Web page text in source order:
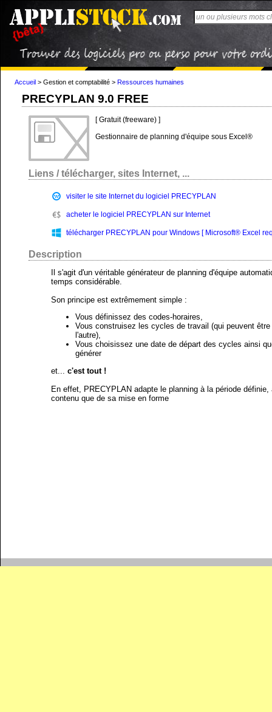
Accueil > Gestion et comptabilité > Ressources humaines
PRECYPLAN 9.0 FREE
[ Gratuit (freeware) ]
Gestionnaire de planning d'équipe sous Excel®
Liens / télécharger, sites Internet, ...
visiter le site Internet du logiciel PRECYPLAN
acheter le logiciel PRECYPLAN sur Internet
télécharger PRECYPLAN pour Windows [ Microsoft® Excel
Description
Il s'agit d'un véritable générateur de planning d'équipe
temps considérable.
Son principe est extrêmement simple :
Vous définissez des codes-horaires,
Vous construisez les cycles de travail (qui peuvent
l'autre),
Vous choisissez une date de départ des cycles ainsi
générer
et... c'est tout !
En effet, PRECYPLAN adapte le planning à la période
contenu que de sa mise en forme